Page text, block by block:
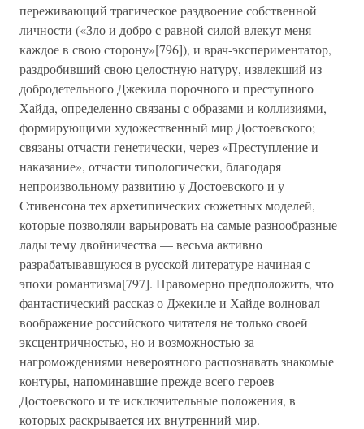
переживающий трагическое раздвоение собственной
личности («Зло и добро с равной силой влекут меня
каждое в свою сторону»[796]), и врач-экспериментатор,
раздробивший свою целостную натуру, извлекший из
добродетельного Джекила порочного и преступного
Хайда, определенно связаны с образами и коллизиями,
формирующими художественный мир Достоевского;
связаны отчасти генетически, через «Преступление и
наказание», отчасти типологически, благодаря
непроизвольному развитию у Достоевского и у
Стивенсона тех архетипических сюжетных моделей,
которые позволяли варьировать на самые разнообразные
лады тему двойничества — весьма активно
разрабатывавшуюся в русской литературе начиная с
эпохи романтизма[797]. Правомерно предположить, что
фантастический рассказ о Джекиле и Хайде волновал
воображение российского читателя не только своей
эксцентричностью, но и возможностью за
нагромождениями невероятного распознавать знакомые
контуры, напоминавшие прежде всего героев
Достоевского и те исключительные положения, в
которых раскрывается их внутренний мир.